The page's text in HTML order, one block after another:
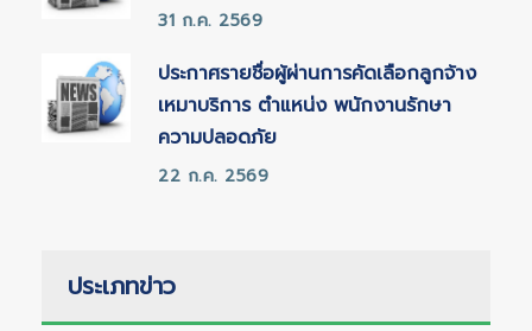
31 ก.ค. 2569
ประกาศรายชื่อผู้ผ่านการคัดเลือกลูกจ้าง
เหมาบริการ ตำแหน่ง พนักงานรักษา
ความปลอดภัย
22 ก.ค. 2569
ประเภทข่าว